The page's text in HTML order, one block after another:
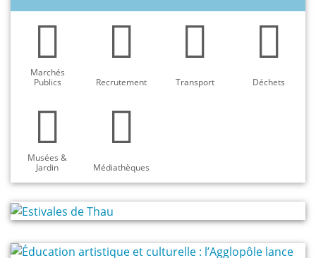
Marchés
Publics
Recrutement Transport Déchets
Musées &
Jardin
Médiathèques